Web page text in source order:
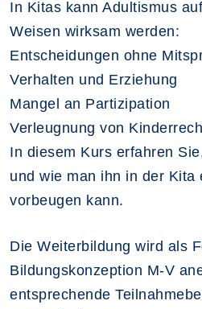
In Kitas kann Adultismus
Weisen wirksam werden:
Entscheidungen ohne
Verhalten und Erziehung
Mangel an Partizipation
Verleugnung von
In diesem Kurs erfahren
und wie man ihn in der Kita
vorbeugen kann.
Die Weiterbildung wird als
Bildungskonzeption M-V
entsprechende